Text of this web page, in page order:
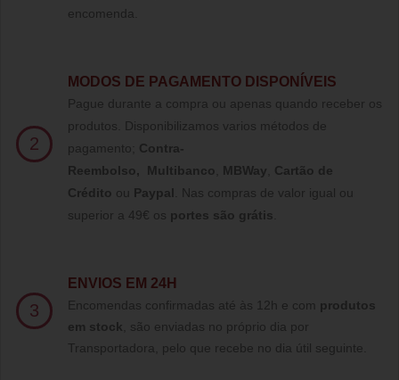
encomenda.
2
MODOS DE PAGAMENTO DISPONÍVEIS
Pague durante a compra ou apenas quando receber os
produtos. Disponibilizamos varios métodos de
pagamento; Contra-
Reembolso, Multibanco MBWay
Cartão de
Crédito ou Paypal
Nas compras de valor igual ou
superior a 49€ os portes são grátis
3
ENVIOS EM 24H
Encomendas confirmadas até às 12h e com produtos
em stock , são enviadas no próprio dia por
Transportadora, pelo que recebe no dia útil seguinte.